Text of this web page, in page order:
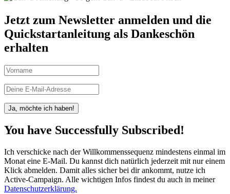
Jetzt zum Newsletter anmelden und die
Quickstartanleitung als Dankeschön
erhalten
Ja, möchte ich haben!
You have Successfully Subscribed!
Ich verschicke nach der Willkommenssequenz mindestens einmal im
Monat eine E-Mail. Du kannst dich natürlich jederzeit mit nur einem
Klick abmelden. Damit alles sicher bei dir ankommt, nutze ich
Active-Campaign. Alle wichtigen Infos findest du auch in meiner
Datenschutzerklärung.